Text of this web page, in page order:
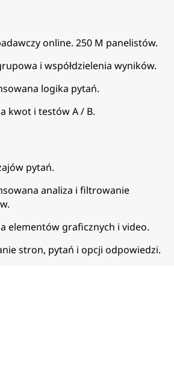
online. 250 M panelistów.
i współdzielenia wyników.
logika pytań.
kwot i testów A / B.
pytań.
analiza i filtrowanie
elementów graficznych i video.
stron, pytań i opcji odpowiedzi.